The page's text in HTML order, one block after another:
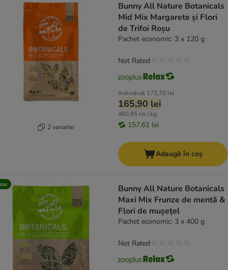
2 variante
Bunny All Nature Botanicals
Mid Mix Margarete și Flori
de Trifoi Roșu
Pachet economic: 3 x 120 g
Individual 173,70 lei
165,90 lei
460,85 lei / kg
157,61 lei
Not Rated
Adaugă în coș
Bunny All Nature Botanicals
Maxi Mix Frunze de mentă &
Flori de mușețel
Pachet economic: 3 x 400 g
Not Rated